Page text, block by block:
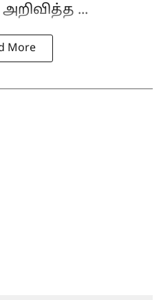
...
More